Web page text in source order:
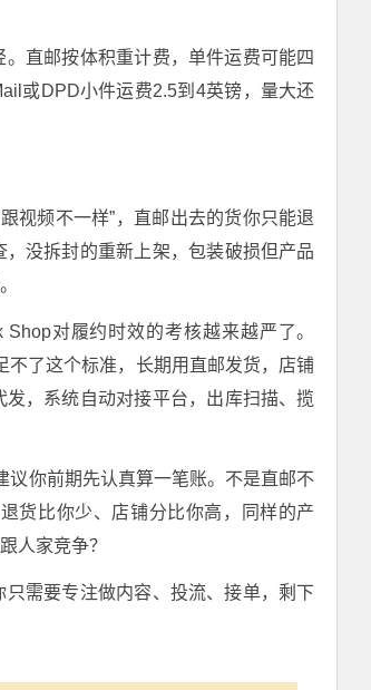
直邮按体积重计费，单件运费可能四
或DPD小件运费2.5到4英镑，量大还
视频不一样”，直邮出去的货你只能退
没拆封的重新上架，包装破损但产品
对履约时效的考核越来越严了。
了这个标准，长期用直邮发货，店铺
，系统自动对接平台，出库扫描、揽
议你前期先认真算一笔账。不是直邮不
货比你少、店铺分比你高，同样的产
人家竞争？
需要专注做内容、投流、接单，剩下